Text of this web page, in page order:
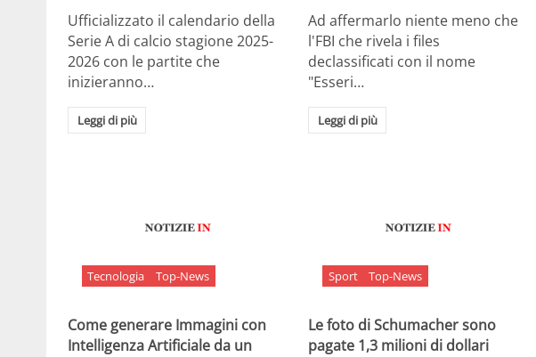
Ufficializzato il calendario della
Serie A di calcio stagione 2025-
2026 con le partite che
inizieranno…
Leggi di più
Ad affermarlo niente meno che
l'FBI che rivela i files
declassificati con il nome
"Esseri…
Leggi di più
Tecnologia Top-News
Come generare Immagini con
Intelligenza Artificiale da un
Sport Top-News
Le foto di Schumacher sono
pagate 1,3 milioni di dollari